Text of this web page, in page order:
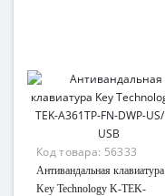
Код товара: 56333
Антивандальная клавиатура
Key Technology K-TEK-